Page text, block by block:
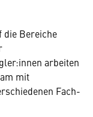
die Bereiche
arbeiten
mit
Fach-
externen
allerdings